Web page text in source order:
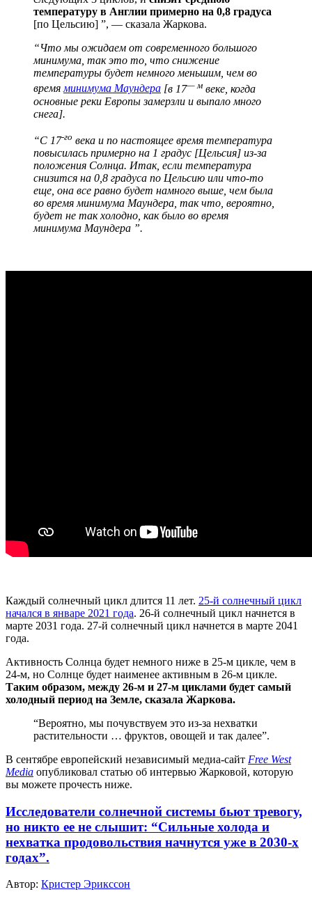
температуру в Англии примерно на 0,8 градуса
[по Цельсию] ”, — сказала Жаркова.
“Что мы ожидаем от современного большого
минимума, так это то, что снижение
температуры будет немного меньшим, чем во
времяминимума Маундера [в 17— м веке, когда
основные реки Европы замерзли и выпало много
снега].
“С 17-го века и по настоящее время температура
повысилась примерно на 1 градус [Цельсия] из-за
положения Солнца. Итак, если температура
снизится на 0,8 градуса по Цельсию или что-то
еще, она все равно будет намного выше, чем была
во время минимума Маундера, так что, вероятно,
будет не так холодно, как было во время
минимума Маундера ”.
Каждый солнечный цикл длится 11 лет. 25-й солнечный цикл
начался в январе 2021 года. 26-й солнечный цикл начнется в
марте 2031 года. 27-й солнечный цикл начнется в марте 2041
года.
Активность Солнца будет немного ниже в 25-м цикле, чем в
24-м, но Солнце будет наименее активным в 26-м цикле.
Таким образом, между 26-м и 27-м циклами будет самый
холодный период на Земле, сказала Жаркова.
“Вероятно, мы почувствуем это из-за нехватки
растительности … фруктов, овощей и так далее”.
В сентябре европейский независимый медиа-сайт Free West
Media опубликовал статью об интервью Жарковой, которую
вы можете прочесть ниже.
Исследователи солнечной системы бьют тревогу,
но никто ее не слышит: “Сильные холода и
нехватка продовольствия начнутся уже в 2030-х
годах”.
Автор: Кристер Эрикссон